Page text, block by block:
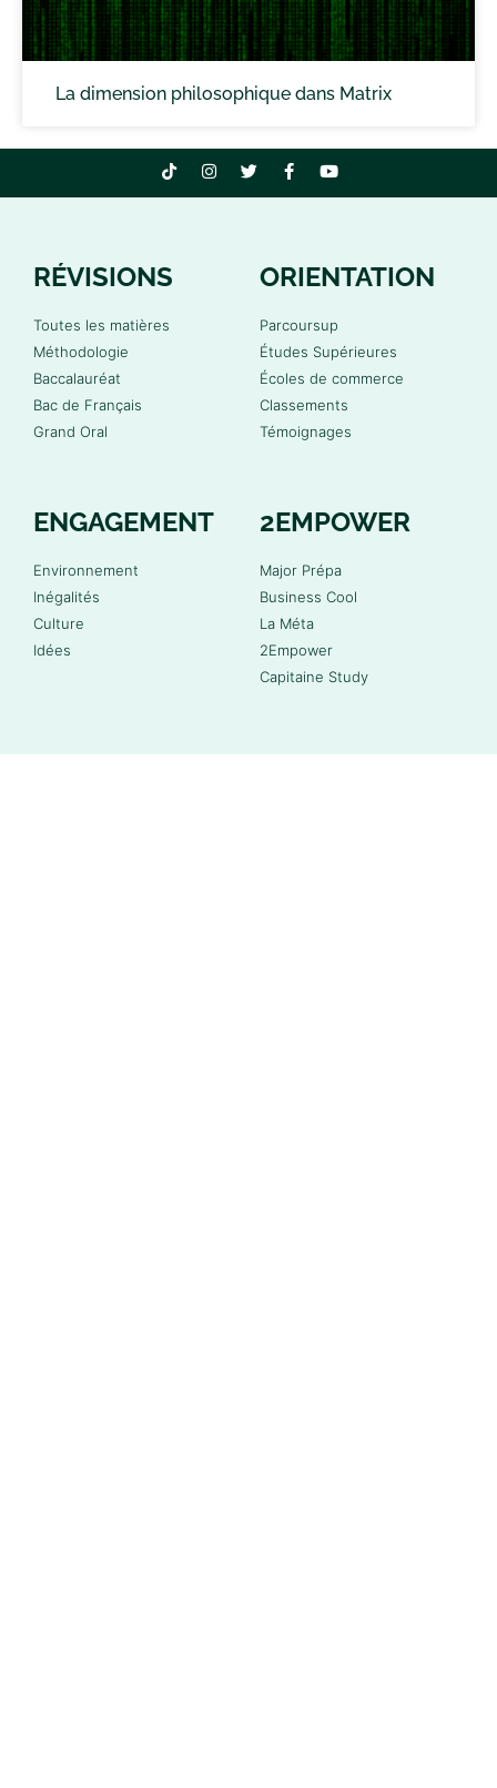
La dimension philosophique dans Matrix
RÉVISIONS
Toutes les matières
Méthodologie
Baccalauréat
Bac de Français
Grand Oral
ORIENTATION
Parcoursup
Études Supérieures
Écoles de commerce
Classements
Témoignages
ENGAGEMENT
Environnement
Inégalités
Culture
Idées
2EMPOWER
Major Prépa
Business Cool
La Méta
2Empower
Capitaine Study